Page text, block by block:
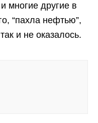
многие другие в
“пахла нефтью”,
и не оказалось.